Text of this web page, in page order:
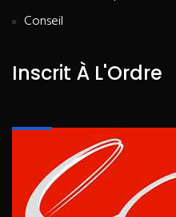
Conseil
Inscrit À L'Ordre